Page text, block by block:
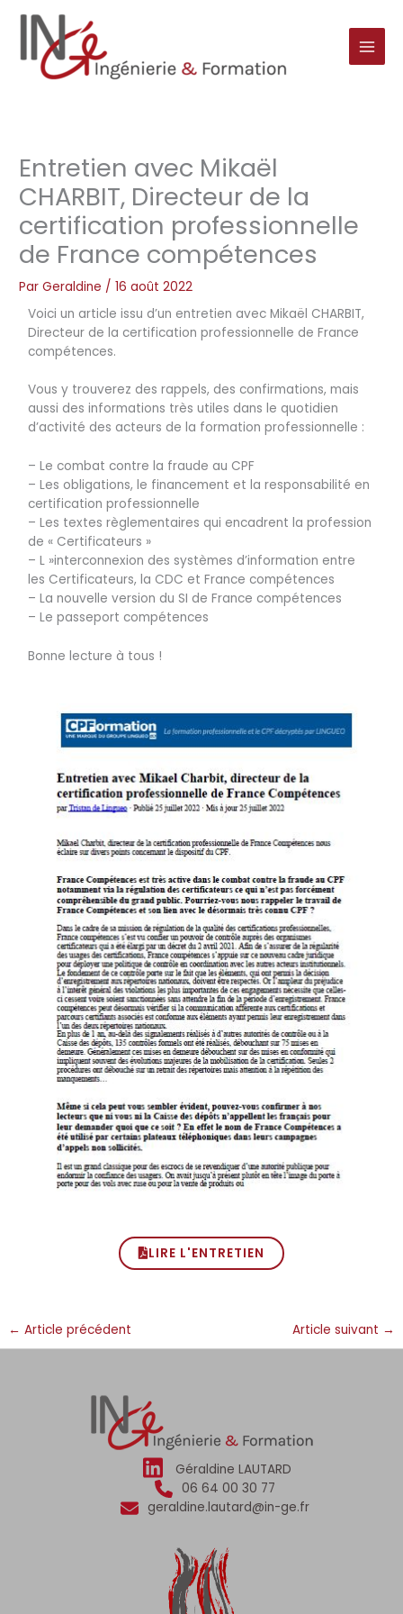
contenu
Entretien avec Mikaël
CHARBIT, Directeur de la
certification professionnelle
de France compétences
ParGeraldine /16 août 2022
Voici un article issu d’un entretien avec Mikaël CHARBIT,
Directeur de la certification professionnelle de France
compétences.
Vous y trouverez des rappels, des confirmations, mais
aussi des informations très utiles dans le quotidien
d’activité des acteurs de la formation professionnelle :
– Le combat contre la fraude au CPF
– Les obligations, le financement et la responsabilité en
certification professionnelle
– Les textes règlementaires qui encadrent la profession
de « Certificateurs »
– L »interconnexion des systèmes d’information entre
les Certificateurs, la CDC et France compétences
– La nouvelle version du SI de France compétences
– Le passeport compétences
Bonne lecture à tous !
LIRE L'ENTRETIEN
← Article précédent Article suivant →
Géraldine LAUTARD
06 64 00 30 77
geraldine.lautard@in-ge.fr